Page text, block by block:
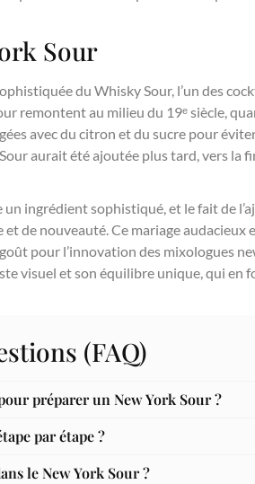
Sour
du Whisky Sour, l’un des
remontent au milieu du 19ᵉ siècle,
avec du citron et du sucre pour
aurait été ajoutée plus tard, vers la
ingrédient sophistiqué, et le fait de
et de nouveauté. Ce mariage
pour l’innovation des mixologues
visuel et son équilibre unique, qui en
(FAQ)
préparer un New York Sour ?
par étape ?
le New York Sour ?